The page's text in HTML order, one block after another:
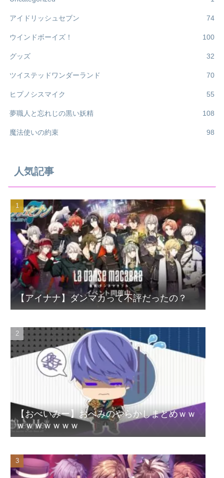
アイドリッシュセブン 74
ウインドボーイズ！ 100
グッズ 32
ツイステッドワンダーランド 70
ヒプノシスマイク 55
夢職人と忘れじの黒い妖精 108
魔法使いの約束 98
人気記事
【アイナナ】ダンマカって不評だったの？
【おべいみー】おべみのやらかしまとめｗｗ
ｗｗｗｗｗｗｗ